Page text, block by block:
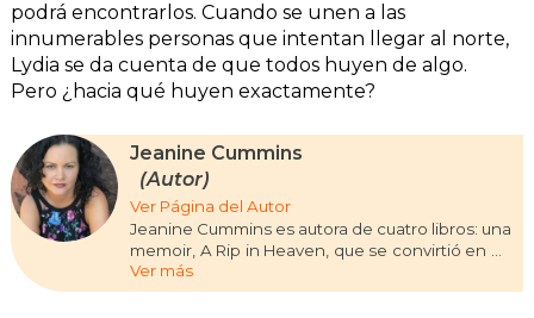
podrá encontrarlos. Cuando se unen a las
innumerables personas que intentan llegar al norte,
Lydia se da cuenta de que todos huyen de algo.
Pero ¿hacia qué huyen exactamente?
Jeanine Cummins
(Autor)
Ver Página del Autor
Jeanine Cummins es autora de cuatro libros: una
memoir, A Rip in Heaven, que se convirtió en un
bestseller en Estados Unidos, y dos novelas. En
tierra americana, su tercera novela, se ha
Ver más